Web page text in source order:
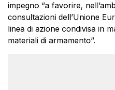
impegno “a favorire,
consultazioni dell’Unione
linea di azione condivisa in
materiali di armamento”.